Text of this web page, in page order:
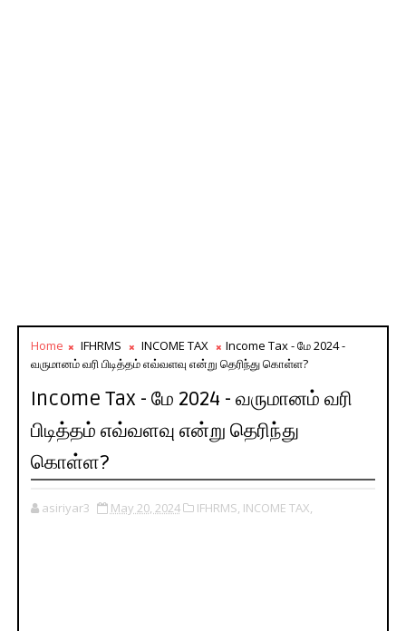
Home IFHRMS INCOME TAX
Income Tax - மே 2024 -
வருமானம் வரி பிடித்தம் எவ்வளவு என்று தெரிந்து கொள்ள?
Income Tax - மே 2024 - வருமானம் வரி
பிடித்தம் எவ்வளவு என்று தெரிந்து
கொள்ள?
asiriyar3 May 20, 2024 IFHRMS, INCOME TAX,